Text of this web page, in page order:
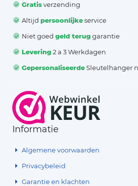
Gratisverzending
Altijdpersoonlijkeservice
Niet goedgeld teruggarantie
Levering2 a 3 Werkdagen
GepersonaliseerdeSleutelhanger
Informatie
Algemene voorwaarden
Privacybeleid
Garantie en klachten